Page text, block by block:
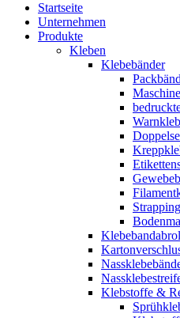
Startseite
Unternehmen
Produkte
Kleben
Klebebänder
Klebstoffe &